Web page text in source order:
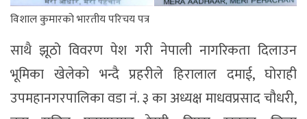
विशाल कुमारको भारतीय परिचय पत्र
साथै झूठो विवरण पेश गरी नेपाली नागरिकता दिलाउन
भूमिका खेलेको भन्दै प्रहरीले हिरालाल दमाई, घोराही
उपमहानगरपालिका वडा नं. ३ का अध्यक्ष माधवप्रसाद चौधरी,